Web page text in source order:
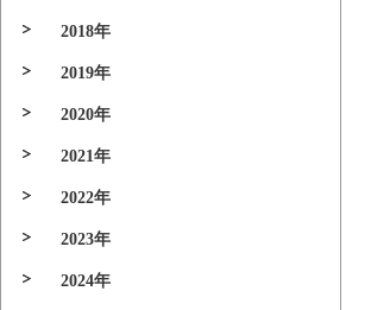
2018年
2019年
2020年
2021年
2022年
2023年
2024年